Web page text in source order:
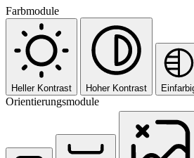
Farbmodule
Heller Kontrast Hoher Kontrast
Orientierungsmodule